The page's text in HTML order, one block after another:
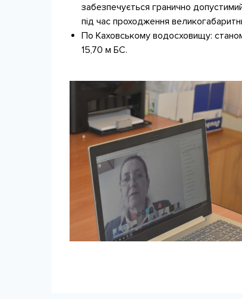
забезпечується гранично
під час проходження
По Каховському водосховищу:
15,70 м БС.